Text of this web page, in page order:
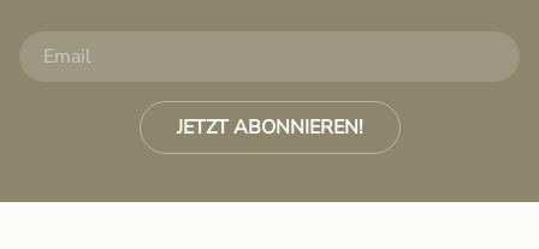
JETZT ABONNIEREN!